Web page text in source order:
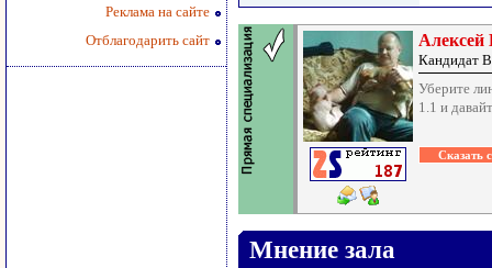
Реклама на сайте
Отблагодарить сайт
Кандидат
Уберите
1.1 и
Мнение зала